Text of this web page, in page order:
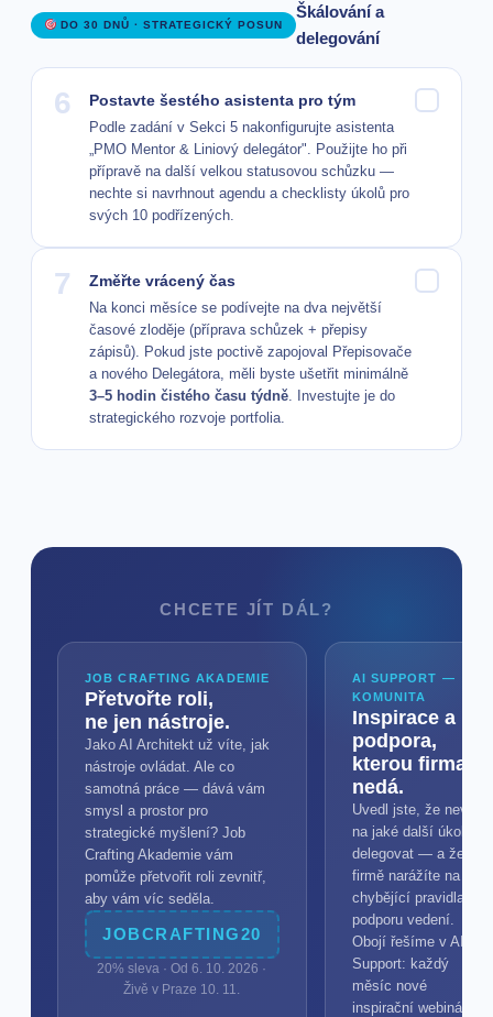
DO 30 DNŮ · STRATEGICKÝ POSUN
Škálování a
delegování
6 Postavte šestého asistenta pro tým
Podle zadání v Sekci 5 nakonfigurujte asistenta
„PMO Mentor & Liniový delegátor". Použijte ho při
přípravě na další velkou statusovou schůzku —
nechte si navrhnout agendu a checklisty úkolů pro
svých 10 podřízených.
7 Změřte vrácený čas
Na konci měsíce se podívejte na dva největší
časové zloděje (příprava schůzek + přepisy
zápisů). Pokud jste poctivě zapojoval Přepisovače
a nového Delegátora, měli byste ušetřit minimálně
3–5 hodin čistého času týdně . Investujte je do
strategického rozvoje portfolia.
CHCETE JÍT DÁL?
JOB CRAFTING AKADEMIE
Přetvořte roli,
ne jen nástroje.
Jako AI Architekt už víte, jak
nástroje ovládat. Ale co
samotná práce — dává vám
smysl a prostor pro
strategické myšlení? Job
Crafting Akademie vám
pomůže přetvořit roli zevnitř,
aby vám víc seděla.
JOBCRAFTING20
20% sleva · Od 6. 10. 2026 ·
Živě v Praze 10. 11.
AI SUPPORT —
KOMUNITA
Inspirace a
podpora,
kterou firma
nedá.
Uvedl jste, že nevíte,
na jaké další úkoly AI
delegovat — a že ve
firmě narážíte na
chybějící pravidla a
podporu vedení.
Obojí řešíme v AI
Support: každý
měsíc nové
inspirační webináře s